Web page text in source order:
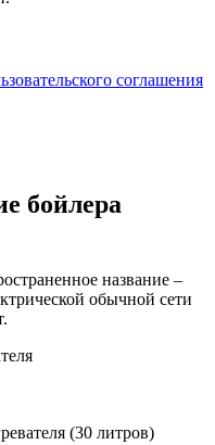
соглашения
бойлера
название –
обычной сети
(30 литров)